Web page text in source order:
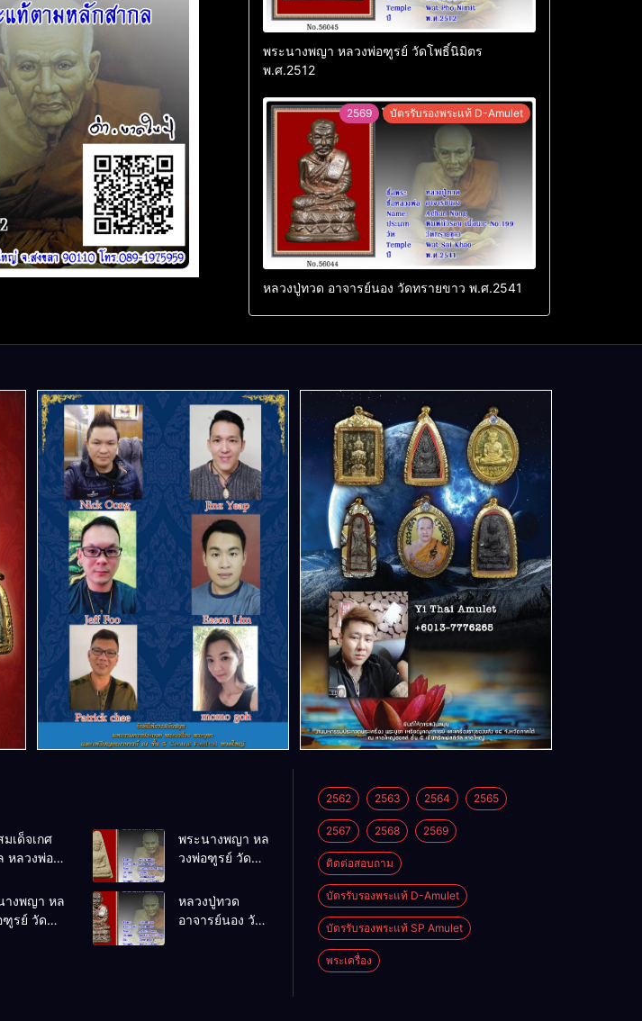
พระนางพญา หลวงพ่อฑูรย์ วัดโพธิ์นิมิตร
พ.ศ.2512
2569 บัตรรับรองพระแท้ D-Amulet
หลวงปู่ทวด อาจารย์นอง วัดทรายขาว พ.ศ.2541
เด็จเกศ
หลวงพ่อ
มิตร
พระนางพญา หล
วงพ่อฑูรย์ วัด
พ.ศ.2512
างพญา หล
ฑูรย์ วัด
หลวงปู่ทวด
อาจารย์นอง วัด
2562 2563 2564 2565
2567 2568 2569
ติดต่อสอบถาม
บัตรรับรองพระแท้ D-Amulet
บัตรรับรองพระแท้ SP Amulet
พระเครื่อง